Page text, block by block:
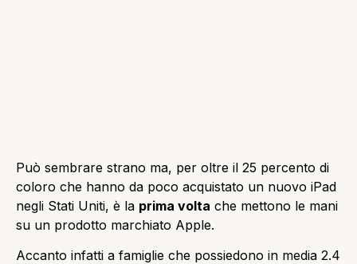
Può sembrare strano ma, per oltre il 25 percento di
coloro che hanno da poco acquistato un nuovo iPad
negli Stati Uniti, è la prima volta che mettono le mani
su un prodotto marchiato Apple.
Accanto infatti a famiglie che possiedono in media 2.4